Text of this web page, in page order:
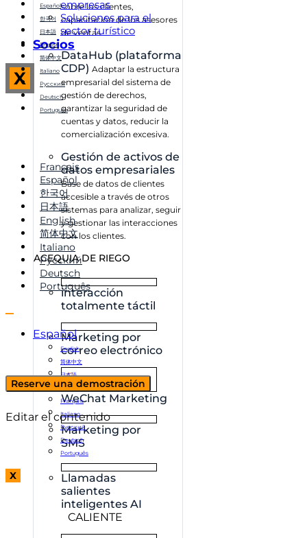
sobre los clientes,
capacitación de los asesores
de ventas
DataHub (plataforma
CDP) Adaptar la estructura
empresarial del sistema de
gestión de derechos,
garantizar la seguridad de
cuentas y datos, reducir la
comercialización excesiva.
Gestión de activos de
datos empresariales
Base de datos de clientes
accesible a través de otros
sistemas para analizar, seguir
y gestionar las interacciones
con los clientes.
ACEQUIA DE RIEGO
interacción
totalmente táctil
Marketing por
correo electrónico
WeChat Marketing
Marketing por
SMS
Llamadas
salientes
inteligentes AI
CALIENTE
empresas
Soluciones para el
sector turístico
Socios
X
Español
한국어
日本語
English
简体中文
Italiano
Русский
Deutsch
Português
Français
Español
한국어
日本語
English
简体中文
Italiano
Русский
Deutsch
Português
Español
English
简体中文
日本語
한국어
Français
Italiano
Русский
Deutsch
Português
X
Reserve una demostración
Editar el contenido